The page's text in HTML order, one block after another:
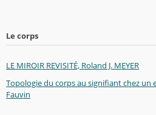
Le corps
LE MIROIR REVISITÉ, Roland J. MEYER
Topologie du corps au signifiant chez un
Fauvin